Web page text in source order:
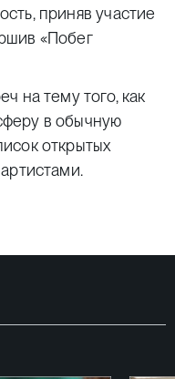
приняв участие
«Побег
на тему того, как
в обычную
открытых